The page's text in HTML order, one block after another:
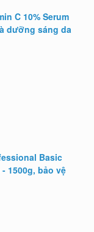
C 10% Serum
dưỡng sáng da
Basic
1500g, bảo vệ